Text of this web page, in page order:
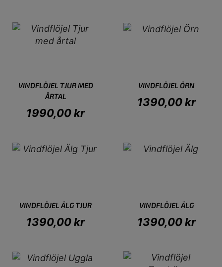
VINDFLÖJEL TJUR MED
ÅRTAL
1990,00kr
VINDFLÖJEL ÖRN
1390,00kr
VINDFLÖJEL ÄLG TJUR
1390,00kr
VINDFLÖJEL ÄLG
1390,00kr